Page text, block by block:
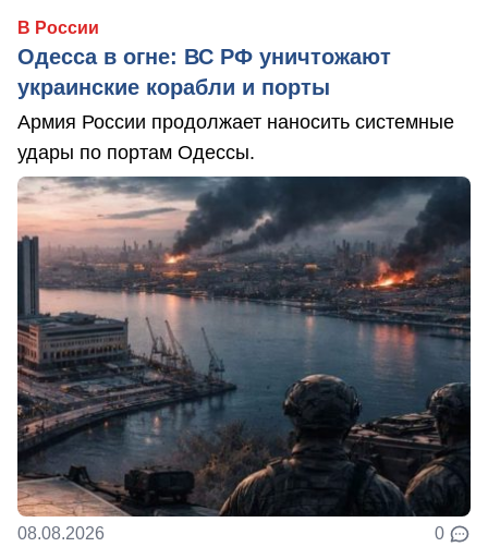
В России
Одесса в огне: ВС РФ уничтожают
украинские корабли и порты
Армия России продолжает наносить системные
удары по портам Одессы.
08.08.2026 0